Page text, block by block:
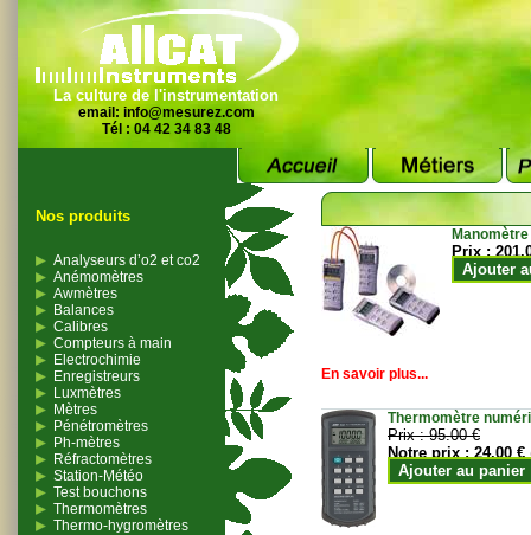
La culture de l'instrumentation
email: info@mesurez.com
Tél : 04 42 34 83 48
Nos produits
Analyseurs d’o2 et co2
Anémomètres
Awmètres
Balances
Calibres
Compteurs à main
Electrochimie
Enregistreurs
Luxmètres
Mètres
Pénétromètres
Ph-mètres
Réfractomètres
Station-Météo
Test bouchons
Thermomètres
Thermo-hygromètres
Prix :
Ajouter
En savoir plus...
Thermomètre
Prix :95.00 €
Notre prix :24.00 €
Ajouter au panier